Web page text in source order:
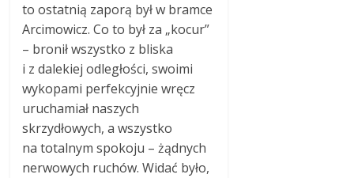
to ostatnią zaporą był w bramce
Arcimowicz. Co to był za „kocur”
– bronił wszystko z bliska
i z dalekiej odległości, swoimi
wykopami perfekcyjnie wręcz
uruchamiał naszych
skrzydłowych, a wszystko
na totalnym spokoju – żądnych
nerwowych ruchów. Widać było,